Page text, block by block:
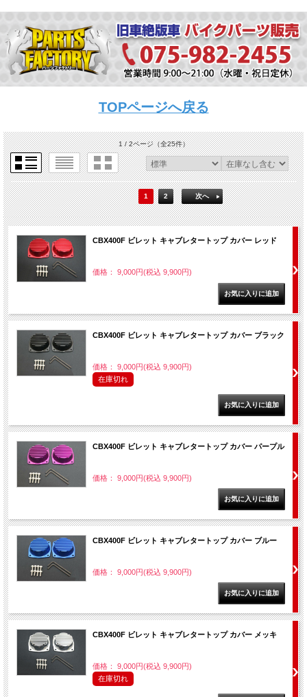
TOPページへ戻る
1 / 2ページ（全25件）
1 2 次へ
CBX400F ビレット キャブレタートップ カバー レッド
価格： 9,000円(税込 9,900円)
CBX400F ビレット キャブレタートップ カバー ブラック
価格： 9,000円(税込 9,900円)
在庫切れ
CBX400F ビレット キャブレタートップ カバー パープル
価格： 9,000円(税込 9,900円)
CBX400F ビレット キャブレタートップ カバー ブルー
価格： 9,000円(税込 9,900円)
CBX400F ビレット キャブレタートップ カバー メッキ
価格： 9,000円(税込 9,900円)
在庫切れ